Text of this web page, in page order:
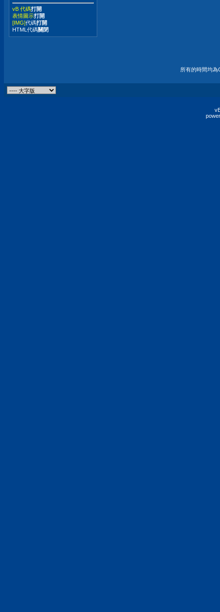
vB 代碼打開
表情圖示打開
[IMG]代碼打開
HTML代碼關閉
所有的時間均為